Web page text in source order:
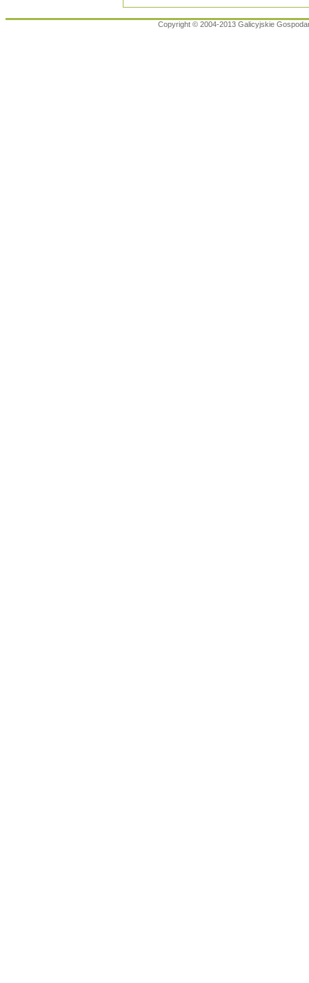
Copyright © 2004-2013 Galicyjskie